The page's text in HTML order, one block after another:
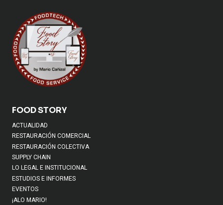
FOOD STORY
ACTUALIDAD
RESTAURACIÓN COMERCIAL
RESTAURACIÓN COLECTIVA
SUPPLY CHAIN
LO LEGAL E INSTITUCIONAL
ESTUDIOS E INFORMES
EVENTOS
¡ALO MARIO!